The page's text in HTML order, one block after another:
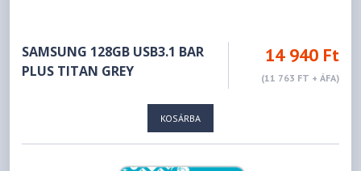
SAMSUNG 128GB USB3.1 BAR
PLUS TITAN GREY
14 940 Ft
(11 763 FT + ÁFA)
KOSÁRBA